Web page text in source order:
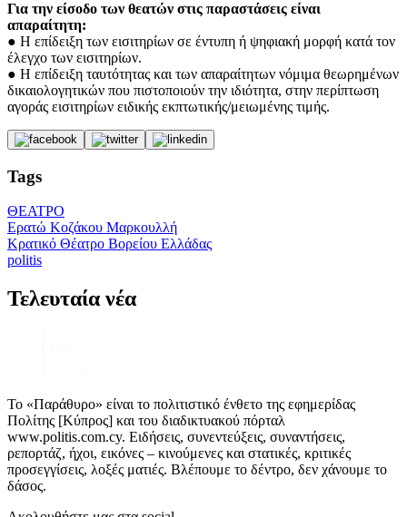
Για την είσοδο των θεατών στις παραστάσεις είναι
απαραίτητη:
● H επίδειξη των εισιτηρίων σε έντυπη ή ψηφιακή μορφή κατά τον
έλεγχο των εισιτηρίων.
● H επίδειξη ταυτότητας και των απαραίτητων νόμιμα θεωρημένων
δικαιολογητικών που πιστοποιούν την ιδιότητα, στην περίπτωση
αγοράς εισιτηρίων ειδικής εκπτωτικής/μειωμένης τιμής.
Tags
ΘΕΑΤΡΟ
Ερατώ Κοζάκου Μαρκουλλή
Κρατικό Θέατρο Βορείου Ελλάδας
politis
Τελευταία νέα
Το «Παράθυρο» είναι το πολιτιστικό ένθετο της εφημερίδας
Πολίτης [Κύπρος] και του διαδικτυακού πόρταλ
www.politis.com.cy. Ειδήσεις, συνεντεύξεις, συναντήσεις,
ρεπορτάζ, ήχοι, εικόνες – κινούμενες και στατικές, κριτικές
προσεγγίσεις, λοξές ματιές. Βλέπουμε το δέντρο, δεν χάνουμε το
δάσος.